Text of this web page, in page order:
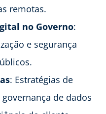
remotas.
no Governo:
e segurança
: Estratégias de
de dados